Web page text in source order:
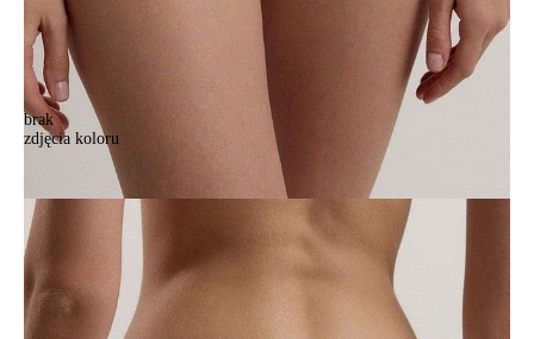
brak
zdjęcia koloru
Majtki damskie CONTE ELEGANT AURA RP3180, r.102/L, biały
Majtki damskie CONTE ELEGANT AURA RP3180, r.102/L, biały
71,90 zł
Kolory:
BRAK
ZDJĘCIA
BRAK
ZDJĘCIA
BRAK
ZDJĘCIA